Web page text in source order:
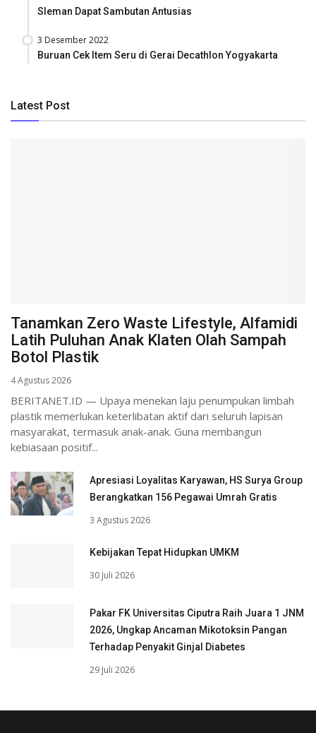
Sleman Dapat Sambutan Antusias
3 Desember 2022
Buruan Cek Item Seru di Gerai Decathlon Yogyakarta
Latest Post
Tanamkan Zero Waste Lifestyle, Alfamidi
Latih Puluhan Anak Klaten Olah Sampah
Botol Plastik
4 Agustus 2026
BERITANET.ID — Upaya menekan laju penumpukan limbah
plastik memerlukan keterlibatan aktif dari seluruh lapisan
masyarakat, termasuk anak-anak. Guna membangun
kebiasaan positif...
Apresiasi Loyalitas Karyawan, HS Surya Group
Berangkatkan 156 Pegawai Umrah Gratis
3 Agustus 2026
Kebijakan Tepat Hidupkan UMKM
30 Juli 2026
Pakar FK Universitas Ciputra Raih Juara 1 JNM
2026, Ungkap Ancaman Mikotoksin Pangan
Terhadap Penyakit Ginjal Diabetes
29 Juli 2026